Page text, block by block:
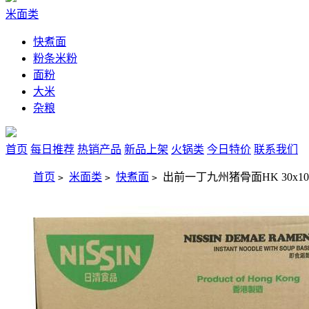
米面类
快煮面
粉条米粉
面粉
大米
杂粮
首页 每日推荐 热销产品 新品上架 火锅类 今日特价 联系我们
首页 > 米面类 > 快煮面 > 出前一丁九州猪骨面HK